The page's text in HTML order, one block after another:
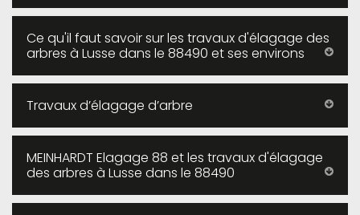
Ce qu'il faut savoir sur les travaux d'élagage des
arbres à Lusse dans le 88490 et ses environs
Travaux d’élagage d’arbre
MEINHARDT Elagage 88 et les travaux d'élagage
des arbres à Lusse dans le 88490